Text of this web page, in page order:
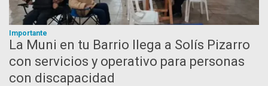
Importante
La Muni en tu Barrio llega a Solís Pizarro
con servicios y operativo para personas
con discapacidad